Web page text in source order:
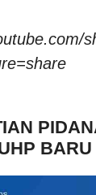
BARU